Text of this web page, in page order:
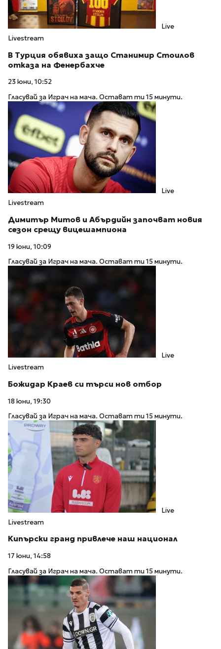
Live
Livestream
В Турция обявиха защо Станимир Стоилов
отказа на Фенербахче
23 юни, 10:52
Гласувай за Играч на мача. Остават ти 15 минути.
Live
Livestream
Димитър Митов и Абърдийн започват новия
сезон срещу вицешампиона
19 юни, 10:09
Гласувай за Играч на мача. Остават ти 15 минути.
Live
Livestream
Божидар Краев си търси нов отбор
18 юни, 19:30
Гласувай за Играч на мача. Остават ти 15 минути.
Live
Livestream
Кипърски гранд привлече наш национал
17 юни, 14:58
Гласувай за Играч на мача. Остават ти 15 минути.